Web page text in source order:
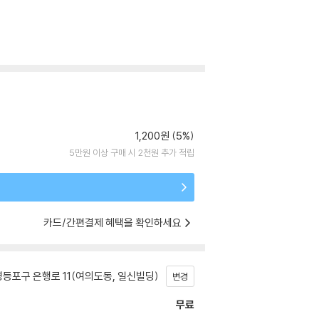
1,200원 (5%)
5만원 이상 구매 시 2천원 추가 적립
카드/간편결제 혜택을 확인하세요
포구 은행로 11(여의도동, 일신빌딩) 변경
무료